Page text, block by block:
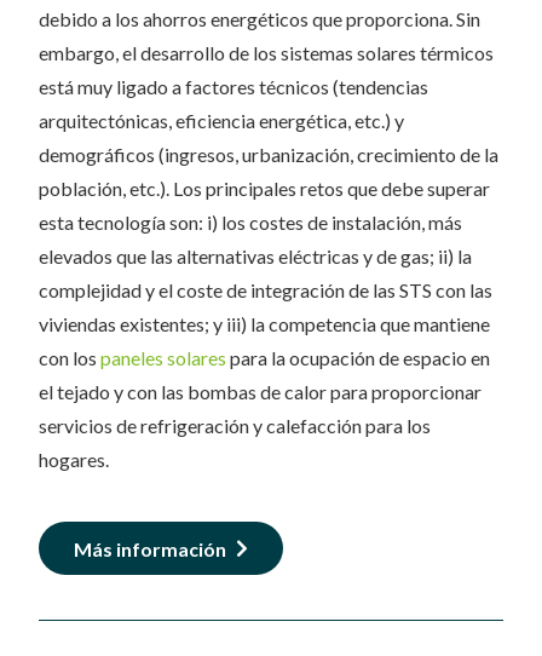
debido a los ahorros energéticos que proporciona. Sin
embargo, el desarrollo de los sistemas solares térmicos
está muy ligado a factores técnicos (tendencias
arquitectónicas, eficiencia energética, etc.) y
demográficos (ingresos, urbanización, crecimiento de la
población, etc.). Los principales retos que debe superar
esta tecnología son: i) los costes de instalación, más
elevados que las alternativas eléctricas y de gas; ii) la
complejidad y el coste de integración de las STS con las
viviendas existentes; y iii) la competencia que mantiene
con los paneles solares para la ocupación de espacio en
el tejado y con las bombas de calor para proporcionar
servicios de refrigeración y calefacción para los
hogares.
Más información